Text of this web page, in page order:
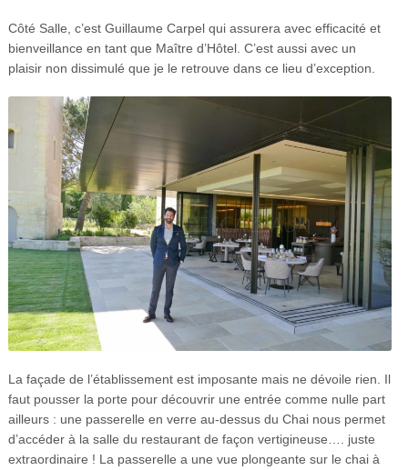
Côté Salle, c’est Guillaume Carpel qui assurera avec efficacité et
bienveillance en tant que Maître d’Hôtel. C’est aussi avec un
plaisir non dissimulé que je le retrouve dans ce lieu d’exception.
La façade de l’établissement est imposante mais ne dévoile rien. Il
faut pousser la porte pour découvrir une entrée comme nulle part
ailleurs : une passerelle en verre au-dessus du Chai nous permet
d’accéder à la salle du restaurant de façon vertigineuse…. juste
extraordinaire ! La passerelle a une vue plongeante sur le chai à